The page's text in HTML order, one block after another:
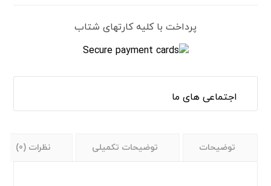
پرداخت با کلیه کارتهای شتاب
توضیحات توضیحات تکمیلی نظرات (0)